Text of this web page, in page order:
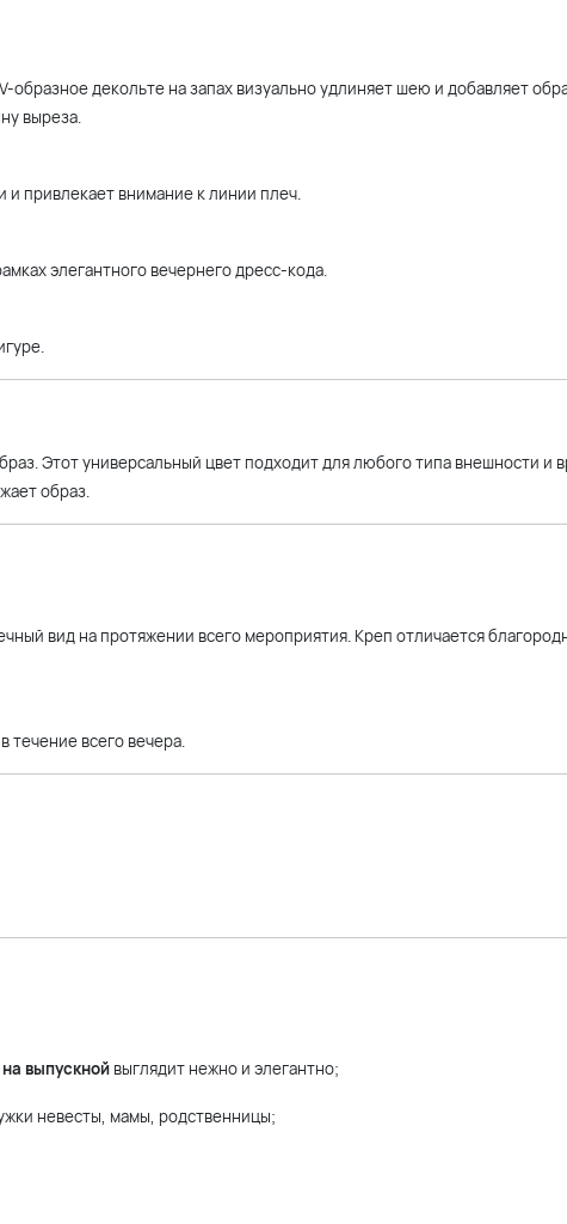
образное декольте на запах визуально удлиняет шею и добавляет
выреза.
и привлекает внимание к линии плеч.
элегантного вечернего дресс-кода.
Этот универсальный цвет подходит для любого типа внешности и
образ.
вид на протяжении всего мероприятия. Креп отличается
всего вечера.
выпускной выглядит нежно и элегантно;
невесты, мамы, родственницы;